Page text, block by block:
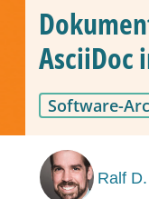
AsciiDoc
Software-
Ralf